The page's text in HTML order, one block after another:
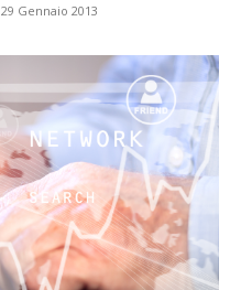
29 Gennaio 2013